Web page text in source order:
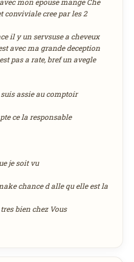
ven sam dim
7 8
9
14
4 5 6
livré chez vous !
LA LIVRAISON
AU LUXEMBOURG
conviviale cree par les 2
il y un servsuse a cheveux
avec ma grande deception
pas a rate, bref un avegle
assie au comptoir
ce la responsable
je soit vu
chance d alle qu elle est la
bien chez Vous